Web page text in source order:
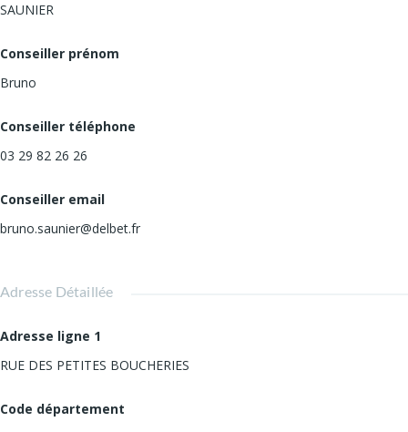
SAUNIER
Conseiller prénom
Bruno
Conseiller téléphone
03 29 82 26 26
Conseiller email
bruno.saunier@delbet.fr
Adresse Détaillée
Adresse ligne 1
RUE DES PETITES BOUCHERIES
Code département